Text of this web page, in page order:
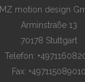
MZ motion design
Arminstraße 13
70178 Stuttgart
Telefon:
Fax: +497115089010